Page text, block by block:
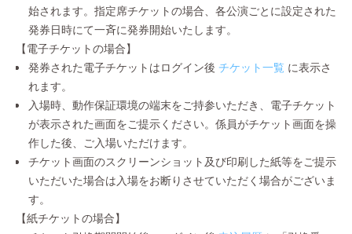
始されます。指定席チケットの場合、各公演ごとに設定された
発券日時にて一斉に発券開始いたします。
【電子チケットの場合】
発券された電子チケットはログイン後 チケット一覧 に表示さ
れます。
入場時、動作保証環境の端末をご持参いただき、電子チケット
が表示された画面をご提示ください。係員がチケット画面を操
作した後、ご入場いただけます。
チケット画面のスクリーンショット及び印刷した紙等をご提示
いただいた場合は入場をお断りさせていただく場合がございま
す。
【紙チケットの場合】